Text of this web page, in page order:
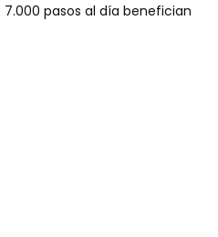
pasos al día benefician